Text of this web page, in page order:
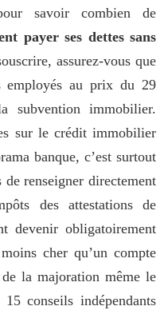
savoir combien de
payer ses dettes sans
assurez-vous que
employés au prix du 29
subvention immobilier.
sur le crédit immobilier
banque, c’est surtout
renseigner directement
des attestations de
devenir obligatoirement
cher qu’un compte
la majoration même le
conseils indépendants